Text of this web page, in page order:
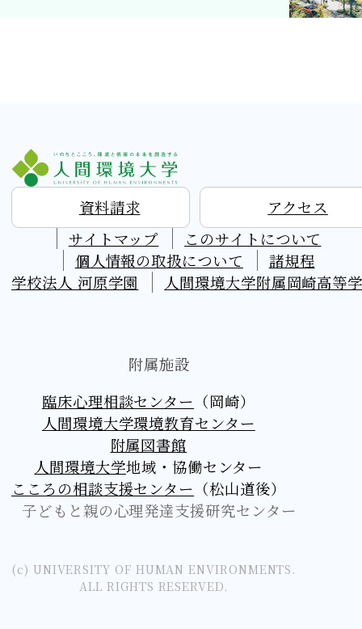
資料請求
アクセス
サイトマップ
このサイトについて
個人情報の取扱について
諸規程
学校法人 河原学園
人間環境大学附属岡崎高等
附属施設
臨床心理相談センター （岡崎）
人間環境大学環境教育センター
附属図書館
人間環境大学地域・協働センター
こころの相談支援センター （松山道後）
子どもと親の心理発達支援研究センター
(c) UNIVERSITY OF HUMAN ENVIRONMENTS.
ALL RIGHTS RESERVED.